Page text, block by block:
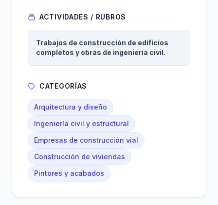
ACTIVIDADES / RUBROS
Trabajos de construcción de edificios
completos y obras de ingeniería civil.
CATEGORÍAS
Arquitectura y diseño
Ingeniería civil y estructural
Empresas de construcción vial
Construcción de viviendas
Pintores y acabados